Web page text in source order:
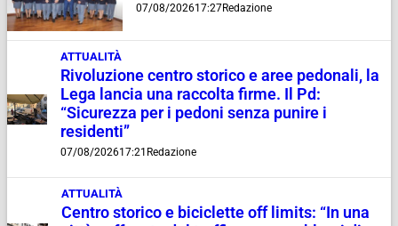
07/08/202617:27Redazione
ATTUALITÀ
Rivoluzione centro storico e aree pedonali, la
Lega lancia una raccolta firme. Il Pd:
“Sicurezza per i pedoni senza punire i
residenti”
07/08/202617:21 Redazione
ATTUALITÀ
Centro storico e biciclette off limits: “In una